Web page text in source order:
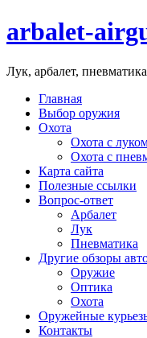
arbalet-
Лук, арбалет,
Главная
Выбор оружия
Охота
Охота с
Охота с
Карта сайта
Полезные ссылки
Вопрос-ответ
Арбалет
Лук
Пневматика
Другие обзоры
Оружие
Оптика
Охота
Оружейные
Контакты